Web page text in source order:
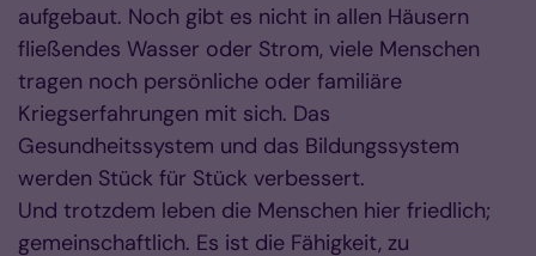
aufgebaut. Noch gibt es nicht in allen Häusern
fließendes Wasser oder Strom, viele Menschen
tragen noch persönliche oder familiäre
Kriegserfahrungen mit sich. Das
Gesundheitssystem und das Bildungssystem
werden Stück für Stück verbessert.
Und trotzdem leben die Menschen hier friedlich;
gemeinschaftlich. Es ist die Fähigkeit, zu